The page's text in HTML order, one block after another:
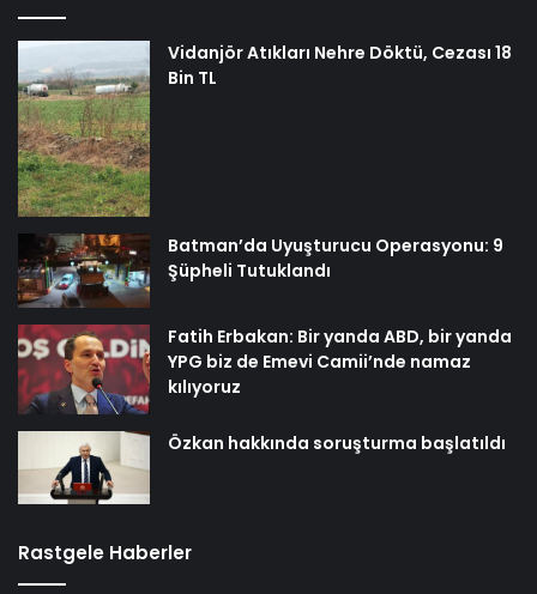
Vidanjör Atıkları Nehre Döktü, Cezası 18
Bin TL
Batman’da Uyuşturucu Operasyonu: 9
Şüpheli Tutuklandı
Fatih Erbakan: Bir yanda ABD, bir yanda
YPG biz de Emevi Camii’nde namaz
kılıyoruz
Özkan hakkında soruşturma başlatıldı
Rastgele Haberler